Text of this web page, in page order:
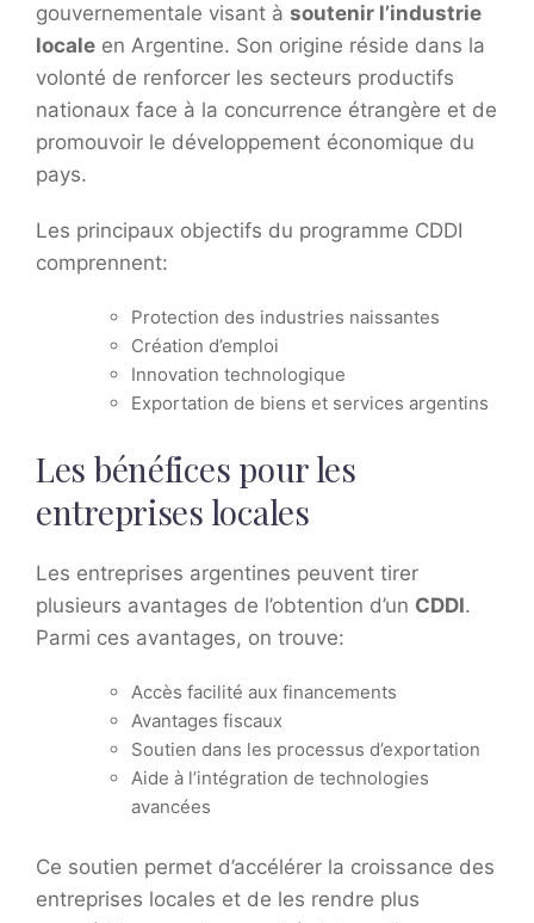
gouvernementale visant à soutenir l’industrie
locale en Argentine. Son origine réside dans la
volonté de renforcer les secteurs productifs
nationaux face à la concurrence étrangère et de
promouvoir le développement économique du
pays.
Les principaux objectifs du programme CDDI
comprennent:
Protection des industries naissantes
Création d’emploi
Innovation technologique
Exportation de biens et services argentins
Les bénéfices pour les
entreprises locales
Les entreprises argentines peuvent tirer
plusieurs avantages de l’obtention d’un CDDI.
Parmi ces avantages, on trouve:
Accès facilité aux financements
Avantages fiscaux
Soutien dans les processus d’exportation
Aide à l’intégration de technologies
avancées
Ce soutien permet d’accélérer la croissance des
entreprises locales et de les rendre plus